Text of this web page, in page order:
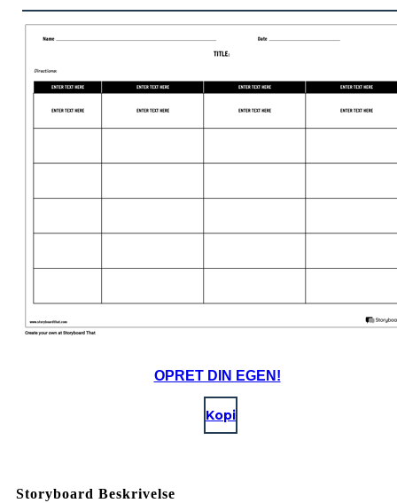
OPRET DIN EGEN!
Kopi
Storyboard Beskrivelse